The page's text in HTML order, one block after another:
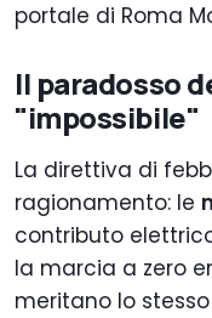
portale di Roma
Il paradosso
"impossibile"
La direttiva di
ragionamento: le
contributo
la marcia a zero
meritano lo